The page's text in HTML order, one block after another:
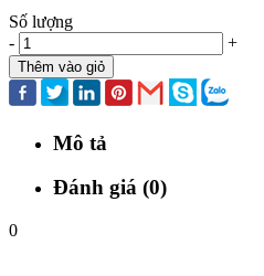
Số lượng
-
+
Thêm vào giỏ
Mô tả
Đánh giá (0)
0